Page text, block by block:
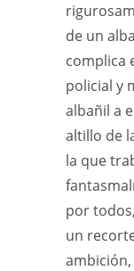
de un
complica
policial y
albañil a
altillo de
la que
por
un